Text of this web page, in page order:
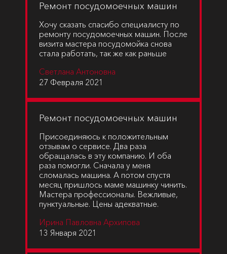
Ремонт посудомоечных машин
Хочу сказать спасибо специалисту по
ремонту посудомоечных машин. После
визита мастера посудомойка снова
стала работать, так же как раньше
Светлана Антоновна
27 Февраля 2021
Ремонт посудомоечных машин
Присоединяюсь к положительным
отзывам о сервисе. Два раза
обращалась в эту компанию. И оба
раза помогли. Сначала у меня
сломалась машина. А потом спустя
месяц пришлось маме машинку чинить.
Мастера профессионалы. Вежливые,
пунктуальные. Цены адекватные.
Ирина Павловна Архипова
13 Января 2021